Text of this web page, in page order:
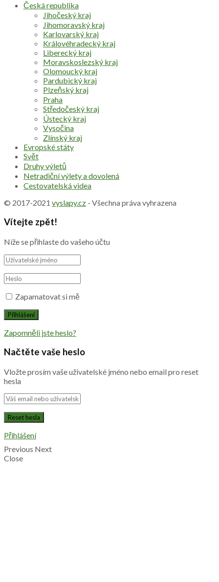
Česká republika
Jihočeský kraj
Jihomoravský kraj
Karlovarský kraj
Královéhradecký kraj
Liberecký kraj
Moravskoslezský kraj
Olomoucký kraj
Pardubický kraj
Plzeňský kraj
Praha
Středočeský kraj
Ústecký kraj
Vysočina
Zlínský kraj
Evropské státy
Svět
Druhy výletů
Netradiční výlety a dovolená
Cestovatelská videa
© 2017-2021 vyslapy.cz - Všechna práva vyhrazena
Vítejte zpět!
Níže se přihlaste do vašeho účtu
Zapamatovat si mě
Zapomněli jste heslo?
Načtěte vaše heslo
Vložte prosím vaše uživatelské jméno nebo email pro reset
hesla
Přihlášení
Previous Next
Close